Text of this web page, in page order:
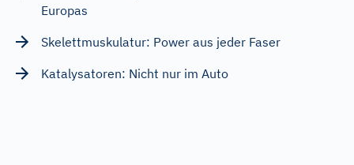
Europas
Skelettmuskulatur: Power aus jeder Faser
Katalysatoren: Nicht nur im Auto